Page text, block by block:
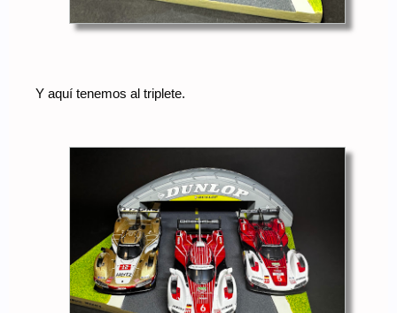
Y aquí tenemos al triplete.